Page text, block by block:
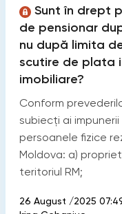
Sunt în drept
de pensionar
nu după limita
scutire de plata
imobiliare?
Conform
subiecţi ai
persoanele fizice
Moldova: a)
teritoriul RM;
26 August /2025